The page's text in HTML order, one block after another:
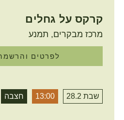
קרקס על גחלים
מרכז מבקרים, תמנע
לפרטים
שבת 28.2 13:00 חצבה